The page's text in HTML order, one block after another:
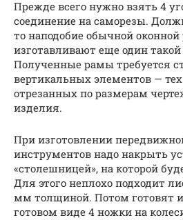
Прежде всего нужно взять 4
соединение на саморезы.
то наподобие обычной
изготавливают еще один
Полученные рамы требуется
вертикальных элементов —
отрезанных по размерам
изделия.
При изготовлении
инструментов надо накрыть
«столешницей», на которой
Для этого неплохо подходит
мм толщиной. Потом готовят
готовом виде 4 ножки на